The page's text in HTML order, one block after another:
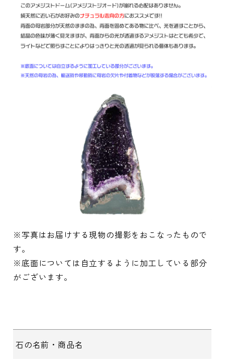
※写真はお届けする現物の撮影をおこなったもので
す。
※底面については自立するように加工している部分
がございます。
石の名前・商品名